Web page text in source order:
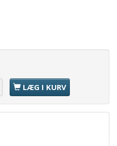
LÆG I KURV